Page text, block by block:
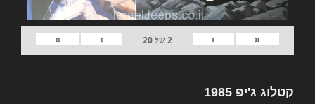
«
‹
2של20
›
»
קטלוג ג'יפ 1985